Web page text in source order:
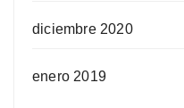
diciembre 2020
enero 2019